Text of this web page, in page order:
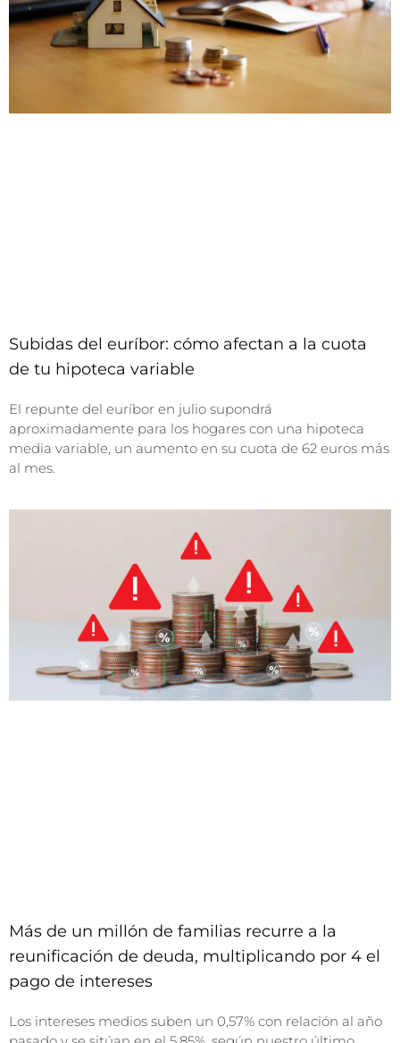
Subidas del euríbor: cómo afectan a la cuota
de tu hipoteca variable
El repunte del euríbor en julio supondrá
aproximadamente para los hogares con una hipoteca
media variable, un aumento en su cuota de 62 euros más
al mes.
Más de un millón de familias recurre a la
reunificación de deuda, multiplicando por 4 el
pago de intereses
Los intereses medios suben un 0,57% con relación al año